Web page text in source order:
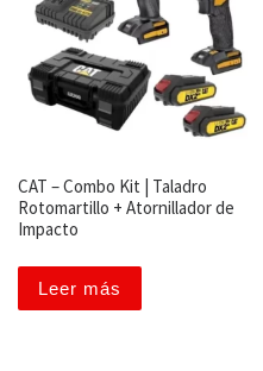
CAT – Combo Kit | Taladro
Rotomartillo + Atornillador de
Impacto
Leer más